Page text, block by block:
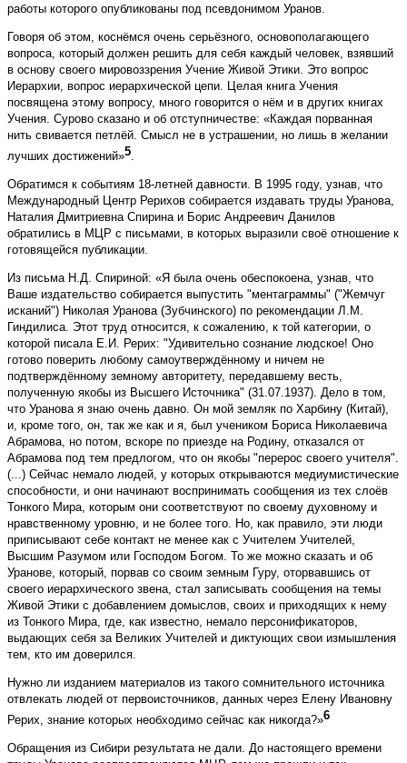
работы которого опубликованы под псевдонимом Уранов.
Говоря об этом, коснёмся очень серьёзного, основополагающего
вопроса, который должен решить для себя каждый человек, взявший
в основу своего мировоззрения Учение Живой Этики. Это вопрос
Иерархии, вопрос иерархической цепи. Целая книга Учения
посвящена этому вопросу, много говорится о нём и в других книгах
Учения. Сурово сказано и об отступничестве: «Каждая порванная
нить свивается петлёй. Смысл не в устрашении, но лишь в желании
лучших достижений»5.
Обратимся к событиям 18-летней давности. В 1995 году, узнав, что
Международный Центр Рерихов собирается издавать труды Уранова,
Наталия Дмитриевна Спирина и Борис Андреевич Данилов
обратились в МЦР с письмами, в которых выразили своё отношение к
готовящейся публикации.
Из письма Н.Д. Спириной: «Я была очень обес­покоена, узнав, что
Ваше издательство собирается выпустить "ментаграммы" ("Жемчуг
исканий") Николая Уранова (Зубчинского) по рекомендации Л.М.
Гиндилиса. Этот труд относится, к сожалению, к той категории, о
которой писала Е.И. Рерих: "Удивительно сознание людское! Оно
готово поверить любому самоутверждённому и ничем не
подтверждённому земному авторитету, передавшему весть,
полученную якобы из Высшего Источника" (31.07.1937). Дело в том,
что Уранова я знаю очень давно. Он мой земляк по Харбину (Китай),
и, кроме того, он, так же как и я, был учеником Бориса Николаевича
Абрамова, но потом, вскоре по приезде на Родину, отказался от
Абрамова под тем предлогом, что он якобы "перерос своего учителя".
(...) Сейчас немало людей, у которых открываются медиумистические
способности, и они начинают воспринимать сообщения из тех слоёв
Тонкого Мира, которым они соответствуют по своему духовному и
нравственному уровню, и не более того. Но, как правило, эти люди
приписывают себе контакт не менее как с Учителем Учителей,
Высшим Разумом или Господом Богом. То же можно сказать и об
Уранове, который, порвав со своим земным Гуру, оторвавшись от
своего иерархического звена, стал записывать сообщения на темы
Живой Этики с добавлением домыслов, своих и приходящих к нему
из Тонкого Мира, где, как известно, немало персонификаторов,
выдающих себя за Великих Учителей и диктующих свои измышления
тем, кто им доверился.
Нужно ли изданием материалов из такого сомнительного источника
отвлекать людей от первоисточников, данных через Елену Ивановну
Рерих, знание которых необходимо сейчас как никогда?»6
Обращения из Сибири результата не дали. До настоящего времени